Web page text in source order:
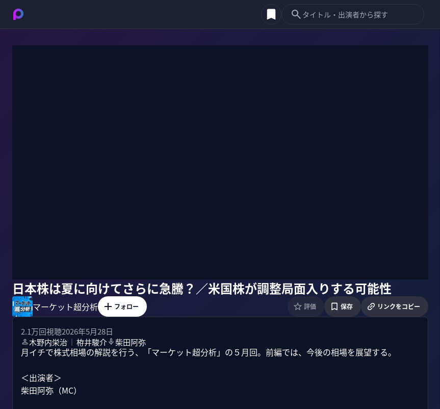
日本株は夏に向けてさらに急騰？／米国株が調整局面入りする可能性
マーケット超分析 フォロー 評価 保存 リンクをコピー
2.1万回視聴2026年5月28日
木野内栄治 ｜ 栫井駿介 柴田阿弥
月イチで株式相場の解説を行う、「マーケット超分析」の５月回。前編では、今後の相場を展望する。
＜出演者＞
柴田阿弥（MC）